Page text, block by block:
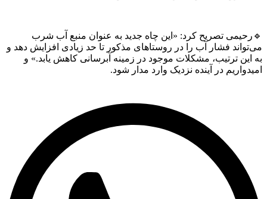
تصريح کرد: «این چاه جدید به عنوان منبع آب شرب
فشار آب را در روستاهای مذکور تا حد زیادی افزایش دهد و
ترتیب، مشکلات موجود در زمینه آبرسانی کاهش یابد.» و
در آینده نزدیک وارد مدار شود.